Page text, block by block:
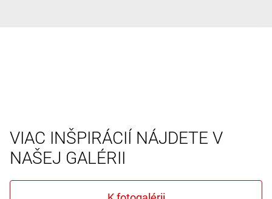
VIAC INŠPIRÁCIÍ NÁJDETE V
NAŠEJ GALÉRII